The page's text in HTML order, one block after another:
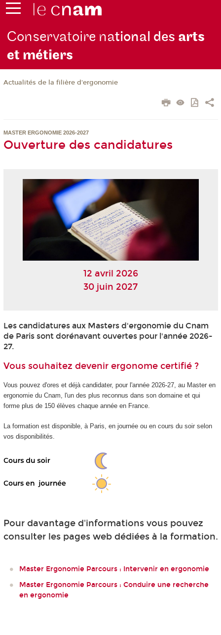
Conservatoire national des arts
et métiers
Actualités de la filière d'ergonomie
MASTER ERGONOMIE 2026-2027
Ouverture des candidatures
12 avril 2026
30 juin 2027
Les candidatures aux Masters d'ergonomie du Cnam
de Paris sont dorénavant ouvertes pour l'année 2026-
27.
Vous souhaitez devenir ergonome certifié ?
Vous pouvez d'ores et déjà candidater, pour l'année 2026-27, au Master en
ergonomie du Cnam, l'un des plus reconnus dans son domaine et qui
forme plus de 150 élèves chaque année en France.
La formation est disponible, à Paris, en journée ou en cours du soir selon
vos disponibilités.
Pour davantage d'informations vous pouvez
consulter les pages web dédiées à la formation.
Master Ergonomie Parcours : Intervenir en ergonomie
Master Ergonomie Parcours : Conduire une recherche
en ergonomie